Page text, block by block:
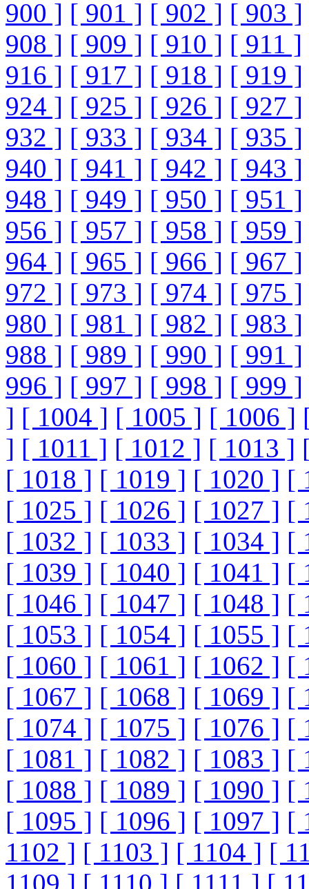
900 ] [ 901 ] [ 902 ] [ 903 ]
908 ] [ 909 ] [ 910 ] [ 911 ]
916 ] [ 917 ] [ 918 ] [ 919 ]
924 ] [ 925 ] [ 926 ] [ 927 ]
932 ] [ 933 ] [ 934 ] [ 935 ]
940 ] [ 941 ] [ 942 ] [ 943 ]
948 ] [ 949 ] [ 950 ] [ 951 ]
956 ] [ 957 ] [ 958 ] [ 959 ]
964 ] [ 965 ] [ 966 ] [ 967 ]
972 ] [ 973 ] [ 974 ] [ 975 ]
980 ] [ 981 ] [ 982 ] [ 983 ]
988 ] [ 989 ] [ 990 ] [ 991 ]
996 ] [ 997 ] [ 998 ] [ 999 ]
] [ 1004 ] [ 1005 ] [ 1006 ]
] [ 1011 ] [ 1012 ] [ 1013 ]
[ 1018 ] [ 1019 ] [ 1020 ] [
[ 1025 ] [ 1026 ] [ 1027 ] [
[ 1032 ] [ 1033 ] [ 1034 ] [
[ 1039 ] [ 1040 ] [ 1041 ] [
[ 1046 ] [ 1047 ] [ 1048 ] [
[ 1053 ] [ 1054 ] [ 1055 ] [
[ 1060 ] [ 1061 ] [ 1062 ] [
[ 1067 ] [ 1068 ] [ 1069 ] [
[ 1074 ] [ 1075 ] [ 1076 ] [
[ 1081 ] [ 1082 ] [ 1083 ] [
[ 1088 ] [ 1089 ] [ 1090 ] [
[ 1095 ] [ 1096 ] [ 1097 ] [
1102 ] [ 1103 ] [ 1104 ] [